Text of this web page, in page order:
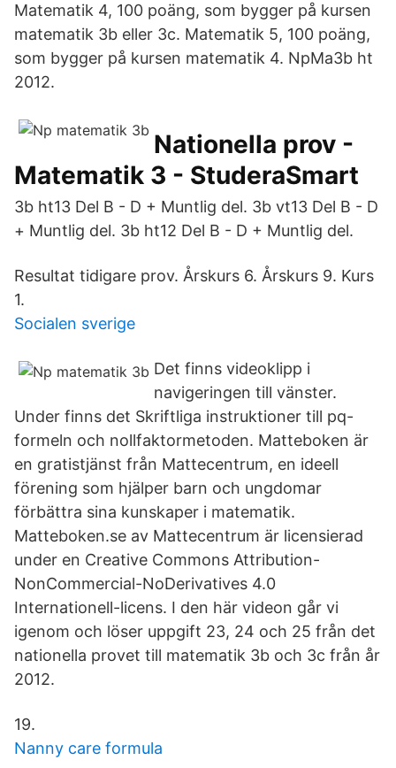
Matematik 4, 100 poäng, som bygger på kursen
matematik 3b eller 3c. Matematik 5, 100 poäng,
som bygger på kursen matematik 4. NpMa3b ht
2012.
Nationella prov -
Matematik 3 - StuderaSmart
3b ht13 Del B - D + Muntlig del. 3b vt13 Del B - D
+ Muntlig del. 3b ht12 Del B - D + Muntlig del.
Resultat tidigare prov. Årskurs 6. Årskurs 9. Kurs
1.
Socialen sverige
Det finns videoklipp i
navigeringen till vänster.
Under finns det Skriftliga instruktioner till pq-
formeln och nollfaktormetoden. Matteboken är
en gratistjänst från Mattecentrum, en ideell
förening som hjälper barn och ungdomar
förbättra sina kunskaper i matematik.
Matteboken.se av Mattecentrum är licensierad
under en Creative Commons Attribution-
NonCommercial-NoDerivatives 4.0
Internationell-licens. I den här videon går vi
igenom och löser uppgift 23, 24 och 25 från det
nationella provet till matematik 3b och 3c från år
2012.
19.
Nanny care formula